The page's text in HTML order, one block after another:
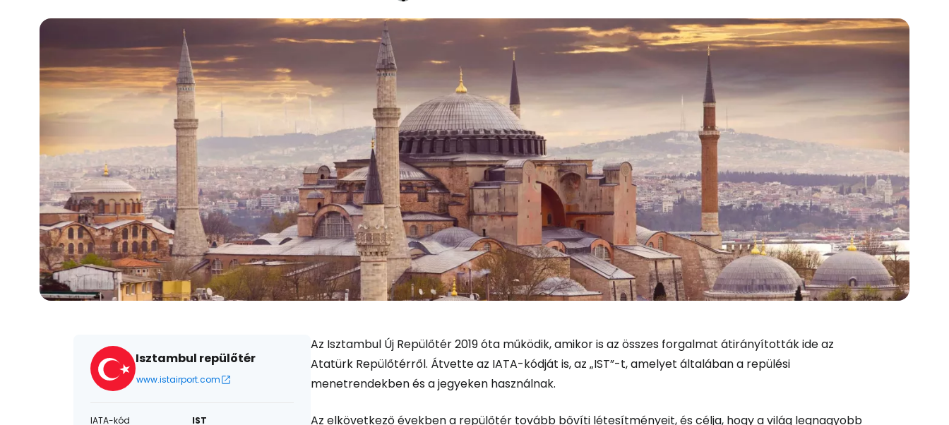
Isztambul repülőtér
www.istairport.com
IATA-kód
IST
Az Isztambul Új Repülőtér 2019 óta működik, amikor is az összes forgalmat átirányították ide az
Atatürk Repülőtérről. Átvette az IATA-kódját is, az „IST”-t, amelyet általában a repülési
menetrendekben és a jegyeken használnak.
Az elkövetkező években a repülőtér tovább bővíti létesítményeit, és célja, hogy a világ legnagyobb